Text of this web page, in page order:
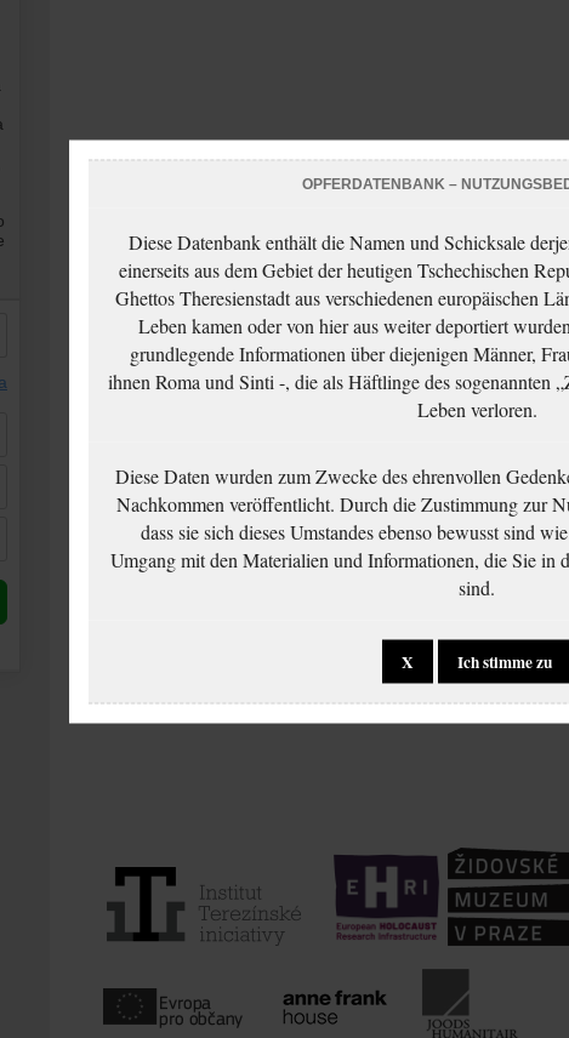
OPFERDATENBANK –
Diese Datenbank enthält die Namen und Schicksale
einerseits aus dem Gebiet der heutigen Tschechischen
Ghettos Theresienstadt aus verschiedenen europäischen
Leben kamen oder von hier aus weiter deportiert
grundlegende Informationen über diejenigen Männer,
ihnen Roma und Sinti -, die als Häftlinge des sogenannten
Leben verloren.
Diese Daten wurden zum Zwecke des ehrenvollen
Nachkommen veröffentlicht. Durch die Zustimmung zur
dass sie sich dieses Umstandes ebenso bewusst sind
Umgang mit den Materialien und Informationen, die Sie in
sind.
X Ich stimme zu